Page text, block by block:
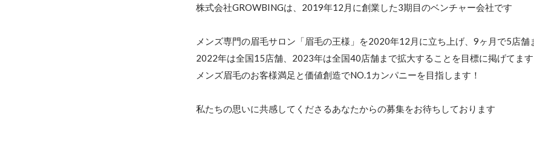
株式会社GROWBINGは、2019年12月に創業した3期目のベンチャー会社です
メンズ専門の眉毛サロン「眉毛の王様」を2020年12月に立ち上げ、9ヶ月で5店舗
2022年は全国15店舗、2023年は全国40店舗まで拡大することを目標に掲げてます
メンズ眉毛のお客様満足と価値創造でNO.1カンパニーを目指します！
私たちの思いに共感してくださるあなたからの募集をお待ちしております